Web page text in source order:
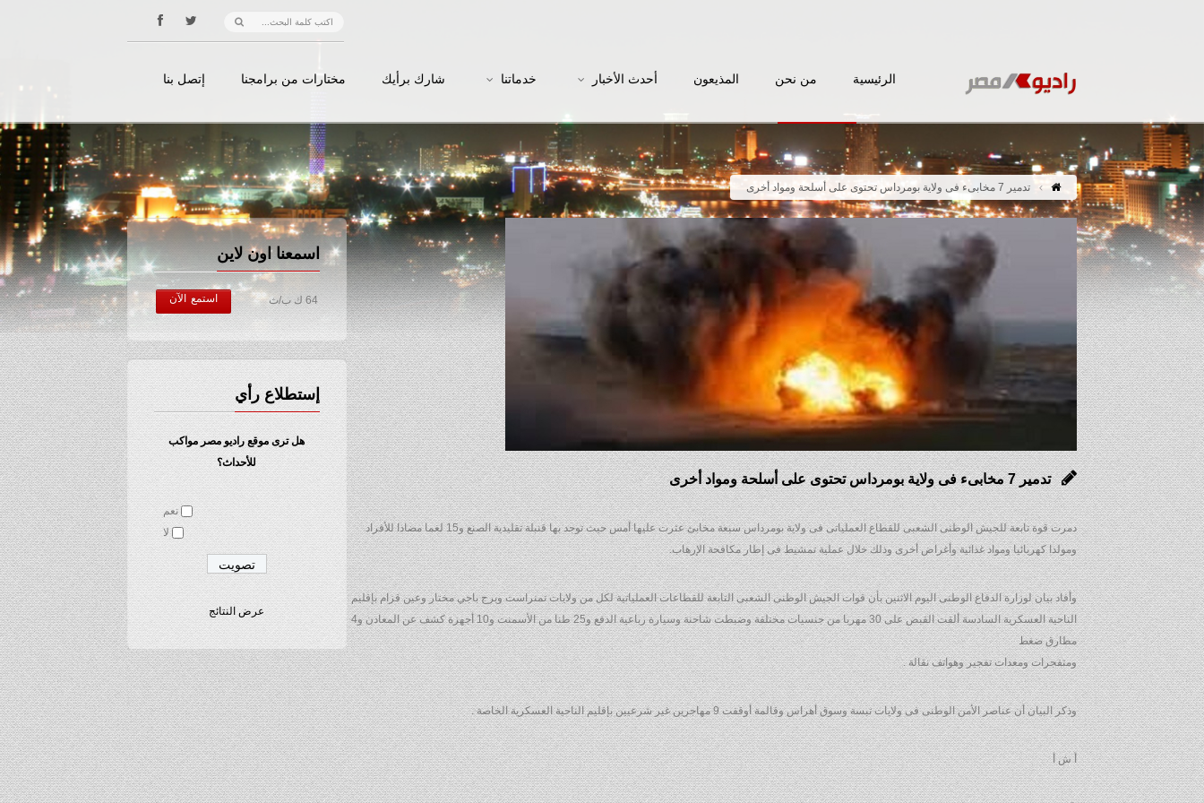
الرئيسية من نحن المذيعون أحدث الأخبار خدماتنا شارك برأيك مختارات من برامجنا إتصل بنا
تدمير 7 مخابىء فى ولاية بومرداس تحتوى على أسلحة ومواد أخرى
اسمعنا اون لاين
64 ك ب/ث استمع الآن
إستطلاع رأي
هل ترى موقع راديو مصر مواكب
للأحداث؟
نعم
لا
عرض النتائج
تدمير 7 مخابىء فى ولاية بومرداس تحتوى على أسلحة ومواد أخرى
دمرت قوة تابعة للجيش الوطنى الشعبى للقطاع العملياتى فى ولاية بومرداس سبعة مخابئ عثرت عليها أمس حيث توجد بها قنبلة تقليدية الصنع و15 لغما مضادا للأفراد
ومولدا كهربائيا ومواد غذائية وأغراض أخرى وذلك خلال عملية تمشيط فى إطار مكافحة الإرهاب.
وأفاد بيان لوزارة الدفاع الوطنى اليوم الاثنين بأن قوات الجيش الوطنى الشعبى التابعة للقطاعات العملياتية لكل من ولايات تمنراست وبرج باجي مختار وعين قزام بإقليم
الناحية العسكرية السادسة ألقت القبض على 30 مهربا من جنسيات مختلفة وضبطت شاحنة وسيارة رباعية الدفع و25 طنا من الأسمنت و10 أجهزة كشف عن المعادن و4
مطارق ضغط
ومتفجرات ومعدات تفجير وهواتف نقالة .
وذكر البيان أن عناصر الأمن الوطنى فى ولايات تبسة وسوق أهراس وقالمة أوقفت 9 مهاجرين غير شرعيين بإقليم الناحية العسكرية الخاصة .
أ ش أ